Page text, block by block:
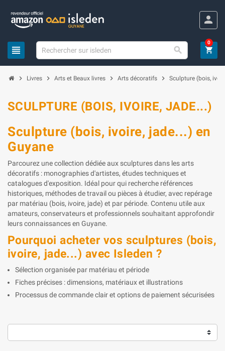
person
view_headline  shopping_cart
0
chevron_right Livres chevron_right Arts et Beaux livres chevron_right Arts décoratifs chevron_right Sculpture (bois,
SCULPTURE (BOIS, IVOIRE, JADE...)
Sculpture (bois, ivoire, jade...) en
Guyane
Parcourez une collection dédiée aux sculptures dans les arts
décoratifs : monographies d'artistes, études techniques et
catalogues d'exposition. Idéal pour qui recherche références
historiques, méthodes de travail ou pièces à étudier, avec repérage
par matériau (bois, ivoire, jade) et par période. Contenu utile aux
amateurs, conservateurs et professionnels souhaitant approfondir
leurs connaissances en Guyane.
Pourquoi acheter vos sculptures (bois,
ivoire, jade...) avec Isleden ?
Sélection organisée par matériau et période
Fiches précises : dimensions, matériaux et illustrations
Processus de commande clair et options de paiement sécurisées